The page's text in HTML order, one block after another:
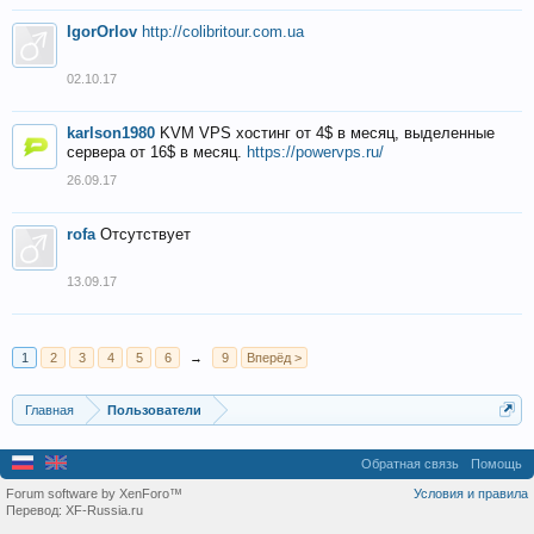
IgorOrlov http://colibritour.com.ua
02.10.17
karlson1980 KVM VPS хостинг от 4$ в месяц, выделенные
сервера от 16$ в месяц. https://powervps.ru/
26.09.17
rofa Отсутствует
13.09.17
1 2 3 4 5 6 → 9 Вперёд >
Главная Пользователи
Обратная связь Помощь
Условия и правила
Forum software by XenForo™
Перевод: XF-Russia.ru